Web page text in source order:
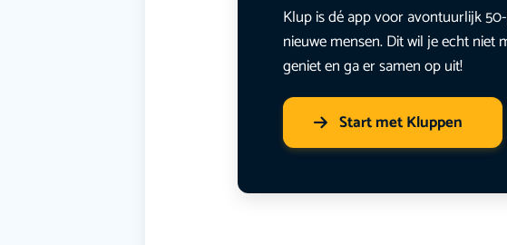
Klup is dé app voor avontuurlijk
nieuwe mensen. Dit wil je echt
geniet en ga er samen op uit!
Start met Kluppen